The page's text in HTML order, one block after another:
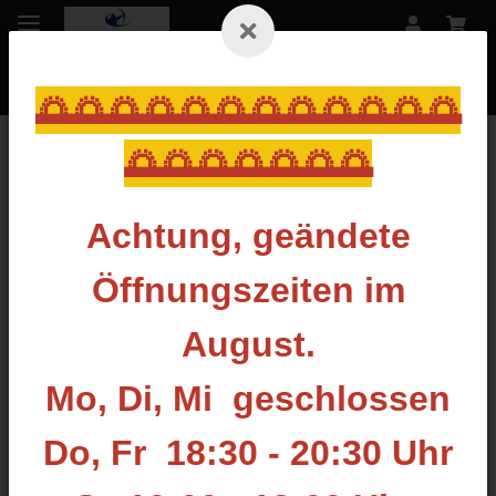
🌅🌅🌅🌅🌅🌅🌅🌅🌅🌅🌅🌅
🌅🌅🌅🌅🌅🌅🌅
Achtung, geändete
Öffnungszeiten im
August.
Mo, Di, Mi geschlossen
Do, Fr 18:30 - 20:30 Uhr
INFITEC
Filter und Sortierung
Artikel 1 - 6 von 6